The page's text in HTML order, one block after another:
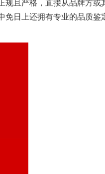
免日上还拥有专业的品质鉴